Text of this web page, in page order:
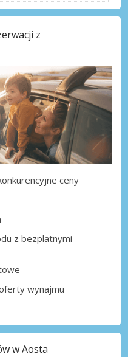
z
ceny
z bezplatnymi
wynajmu
w Aosta